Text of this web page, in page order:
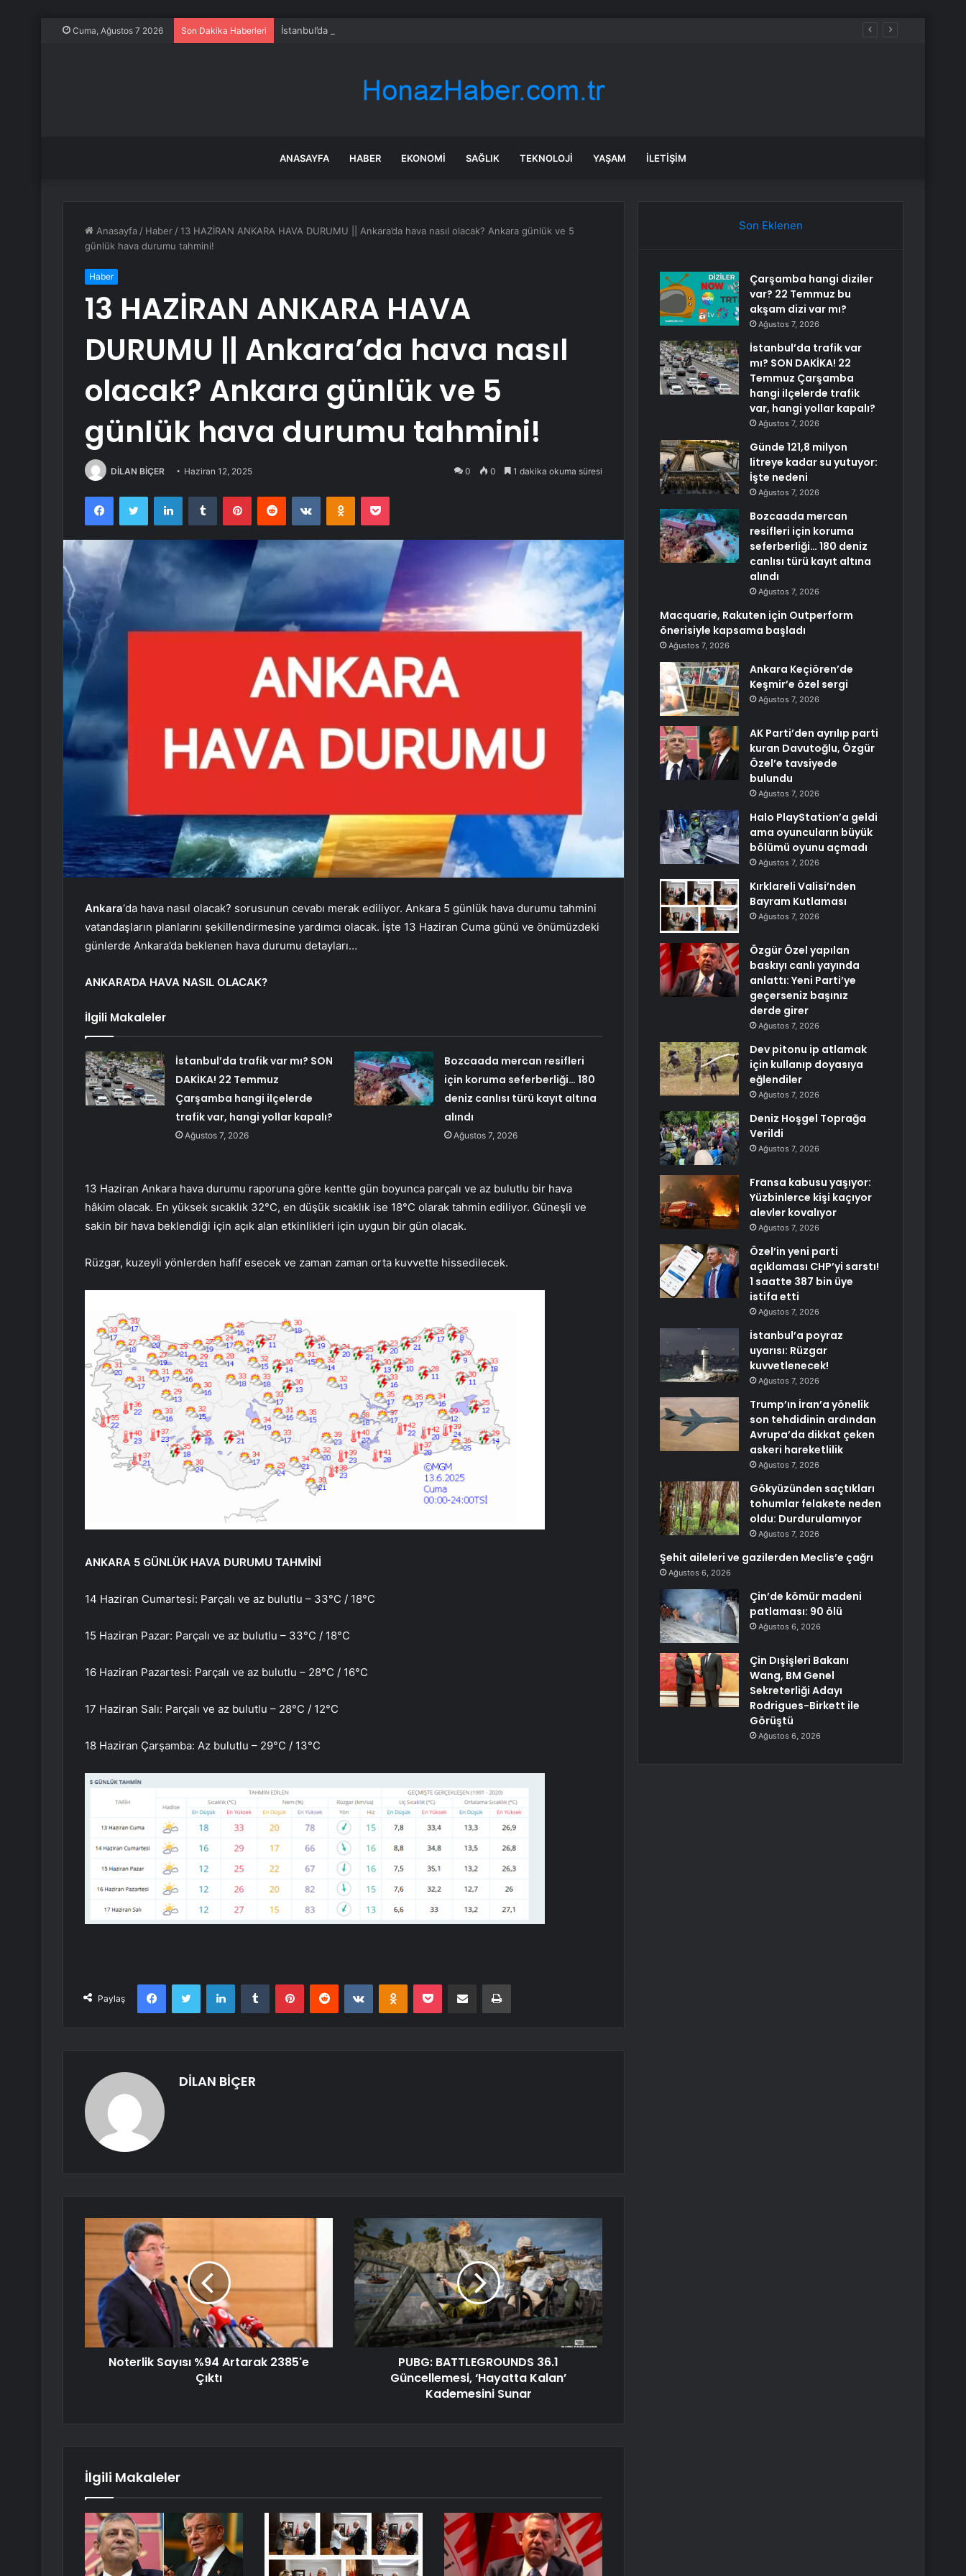
Cuma, Ağustos 7 2026 Son Dakika Haberleri İstanbul’da trafik var mı? SON DAKİKA! 22 Temmuz Çarşamba hangi ilçelerde trafik var, hangi yollar kapalı?
ANASAYFA HABER EKONOMI SAĞLIK TEKNOLOJI YAŞAM İLETIŞIM
Anasayfa / Haber /13 HAZİRAN ANKARA HAVA DURUMU || Ankara’da hava nasıl olacak? Ankara günlük ve 5
günlük hava durumu tahmini!
Haber
13 HAZİRAN ANKARA HAVA
DURUMU || Ankara’da hava nasıl
olacak? Ankara günlük ve 5
günlük hava durumu tahmini!
DİLAN BİÇER Haziran 12, 2025 0 0 1 dakika okuma süresi
FacebookTwitter LinkedInTumblr PinterestReddit VKontakteOdnoklassniki
Pocket
Ankara‘da hava nasıl olacak? sorusunun cevabı merak ediliyor. Ankara 5 günlük hava durumu tahmini
vatandaşların planlarını şekillendirmesine yardımcı olacak. İşte 13 Haziran Cuma günü ve önümüzdeki
günlerde Ankara’da beklenen hava durumu detayları…
ANKARA’DA HAVA NASIL OLACAK?
İlgili Makaleler
İstanbul’da trafik var mı? SON
DAKİKA! 22 Temmuz
Çarşamba hangi ilçelerde
trafik var, hangi yollar kapalı?
Ağustos 7, 2026
Bozcaada mercan resifleri
için koruma seferberliği… 180
deniz canlısı türü kayıt altına
alındı
Ağustos 7, 2026
13 Haziran Ankara hava durumu raporuna göre kentte gün boyunca parçalı ve az bulutlu bir hava
hâkim olacak. En yüksek sıcaklık 32°C, en düşük sıcaklık ise 18°C olarak tahmin ediliyor. Güneşli ve
sakin bir hava beklendiği için açık alan etkinlikleri için uygun bir gün olacak.
Rüzgar, kuzeyli yönlerden hafif esecek ve zaman zaman orta kuvvette hissedilecek.
ANKARA 5 GÜNLÜK HAVA DURUMU TAHMİNİ
14 Haziran Cumartesi: Parçalı ve az bulutlu – 33°C / 18°C
15 Haziran Pazar: Parçalı ve az bulutlu – 33°C / 18°C
16 Haziran Pazartesi: Parçalı ve az bulutlu – 28°C / 16°C
17 Haziran Salı: Parçalı ve az bulutlu – 28°C / 12°C
18 Haziran Çarşamba: Az bulutlu – 29°C / 13°C
Paylaş
FacebookTwitter LinkedInTumblr PinterestReddit VKontakteOdnoklassniki
Pocket E-Posta ile paylaş Yazdır
DİLAN BİÇER
Noterlik Sayısı %94 Artarak 2385'e
Çıktı
PUBG: BATTLEGROUNDS 36.1
Güncellemesi, ‘Hayatta Kalan’
Kademesini Sunar
İlgili Makaleler
Son Eklenen
Çarşamba hangi diziler
var? 22 Temmuz bu
akşam dizi var mı?
Ağustos 7, 2026
İstanbul’da trafik var
mı? SON DAKİKA! 22
Temmuz Çarşamba
hangi ilçelerde trafik
var, hangi yollar kapalı?
Ağustos 7, 2026
Günde 121,8 milyon
litreye kadar su yutuyor:
İşte nedeni
Ağustos 7, 2026
Bozcaada mercan
resifleri için koruma
seferberliği… 180 deniz
canlısı türü kayıt altına
alındı
Ağustos 7, 2026
Macquarie, Rakuten için Outperform
önerisiyle kapsama başladı
Ağustos 7, 2026
Ankara Keçiören’de
Keşmir’e özel sergi
Ağustos 7, 2026
AK Parti’den ayrılıp parti
kuran Davutoğlu, Özgür
Özel’e tavsiyede
bulundu
Ağustos 7, 2026
Halo PlayStation’a geldi
ama oyuncuların büyük
bölümü oyunu açmadı
Ağustos 7, 2026
Kırklareli Valisi’nden
Bayram Kutlaması
Ağustos 7, 2026
Özgür Özel yapılan
baskıyı canlı yayında
anlattı: Yeni Parti’ye
geçerseniz başınız
derde girer
Ağustos 7, 2026
Dev pitonu ip atlamak
için kullanıp doyasıya
eğlendiler
Ağustos 7, 2026
Deniz Hoşgel Toprağa
Verildi
Ağustos 7, 2026
Fransa kabusu yaşıyor:
Yüzbinlerce kişi kaçıyor
alevler kovalıyor
Ağustos 7, 2026
Özel’in yeni parti
açıklaması CHP’yi sarstı!
1 saatte 387 bin üye
istifa etti
Ağustos 7, 2026
İstanbul’a poyraz
uyarısı: Rüzgar
kuvvetlenecek!
Ağustos 7, 2026
Trump’ın İran’a yönelik
son tehdidinin ardından
Avrupa’da dikkat çeken
askeri hareketlilik
Ağustos 7, 2026
Gökyüzünden saçtıkları
tohumlar felakete neden
oldu: Durdurulamıyor
Ağustos 7, 2026
Şehit aileleri ve gazilerden Meclis’e çağrı
Ağustos 6, 2026
Çin’de kömür madeni
patlaması: 90 ölü
Ağustos 6, 2026
Çin Dışişleri Bakanı
Wang, BM Genel
Sekreterliği Adayı
Rodrigues-Birkett ile
Görüştü
Ağustos 6, 2026